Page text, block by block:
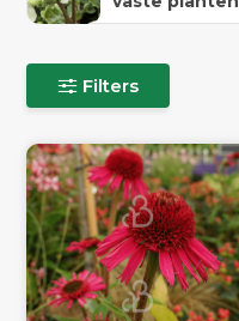
Filters